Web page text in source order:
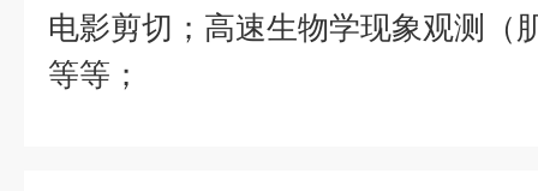
电影剪切；高速生物学现象观测（
等等；